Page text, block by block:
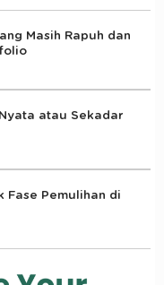
Masih Rapuh dan
atau Sekadar
Fase Pemulihan di